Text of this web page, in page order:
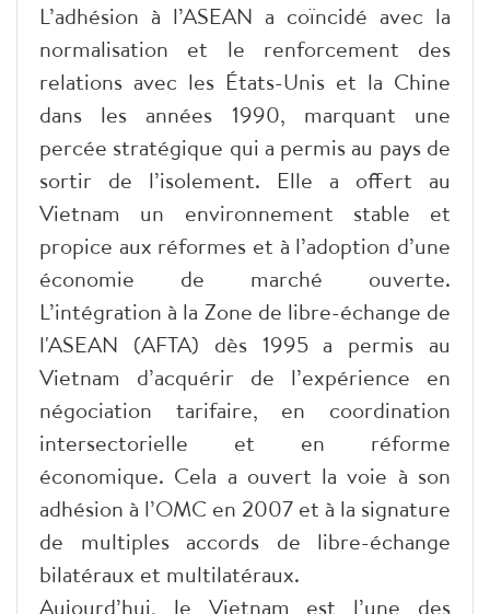
L’adhésion à l’ASEAN a coïncidé avec la
normalisation et le renforcement des
relations avec les États-Unis et la Chine
dans les années 1990, marquant une
percée stratégique qui a permis au pays de
sortir de l’isolement. Elle a offert au
Vietnam un environnement stable et
propice aux réformes et à l’adoption d’une
économie de marché ouverte.
L’intégration à la Zone de libre-échange de
l'ASEAN (AFTA) dès 1995 a permis au
Vietnam d’acquérir de l’expérience en
négociation tarifaire, en coordination
intersectorielle et en réforme
économique. Cela a ouvert la voie à son
adhésion à l’OMC en 2007 et à la signature
de multiples accords de libre-échange
bilatéraux et multilatéraux.
Aujourd’hui, le Vietnam est l’une des